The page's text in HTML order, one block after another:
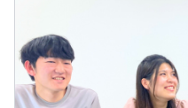
数のメンバーが活躍中です。
年齢や社歴に関係なく相
やキャリアについても気
■固定残業代：42,240円
は別途支給/深夜残業20h含
■賞与：年2回（6月・12